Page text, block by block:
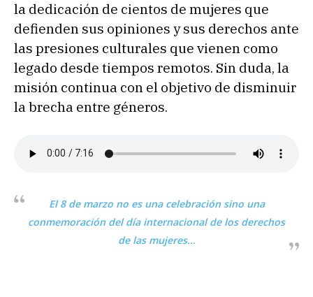
la dedicación de cientos de mujeres que
defienden sus opiniones y sus derechos ante
las presiones culturales que vienen como
legado desde tiempos remotos. Sin duda, la
misión continua con el objetivo de disminuir
la brecha entre géneros.
El 8 de marzo no es una celebración sino una
conmemoración del día internacional de los derechos
de las mujeres…